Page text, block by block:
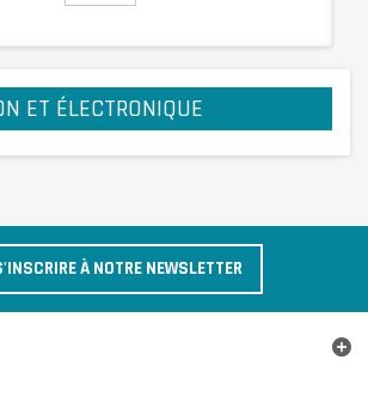
ET ÉLECTRONIQUE
À NOTRE NEWSLETTER